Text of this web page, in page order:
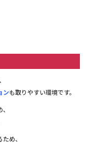
ンも取りやすい環境です。
め、